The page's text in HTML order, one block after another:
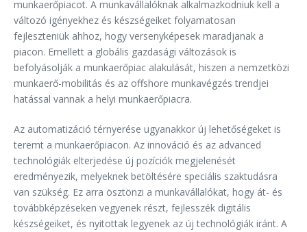
munkaerőpiacot. A munkavállalóknak alkalmazkodniuk kell a
változó igényekhez és készségeiket folyamatosan
fejleszteniük ahhoz, hogy versenyképesek maradjanak a
piacon. Emellett a globális gazdasági változások is
befolyásolják a munkaerőpiac alakulását, hiszen a nemzetközi
munkaerő-mobilitás és az offshore munkavégzés trendjei
hatással vannak a helyi munkaerőpiacra.
Az automatizáció térnyerése ugyanakkor új lehetőségeket is
teremt a munkaerőpiacon. Az innováció és az advanced
technológiák elterjedése új pozíciók megjelenését
eredményezik, melyeknek betöltésére speciális szaktudásra
van szükség. Ez arra ösztönzi a munkavállalókat, hogy át- és
továbbképzéseken vegyenek részt, fejlesszék digitális
készségeiket, és nyitottak legyenek az új technológiák iránt. A